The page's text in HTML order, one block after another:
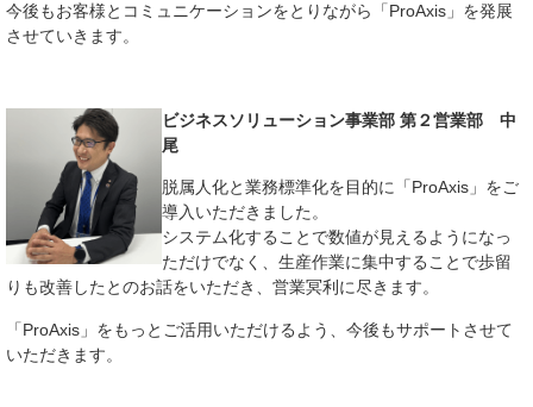
今後もお客様とコミュニケーションをとりながら「ProAxis」を発展
させていきます。
ビジネスソリューション事業部 第２営業部 中
尾
脱属人化と業務標準化を目的に「ProAxis」をご
導入いただきました。
システム化することで数値が見えるようになっ
ただけでなく、生産作業に集中することで歩留
りも改善したとのお話をいただき、営業冥利に尽きます。
「ProAxis」をもっとご活用いただけるよう、今後もサポートさせて
いただきます。